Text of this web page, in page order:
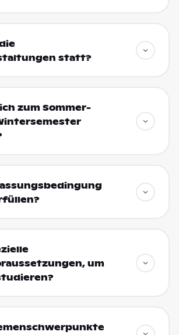
statt?
zum Sommer-
um